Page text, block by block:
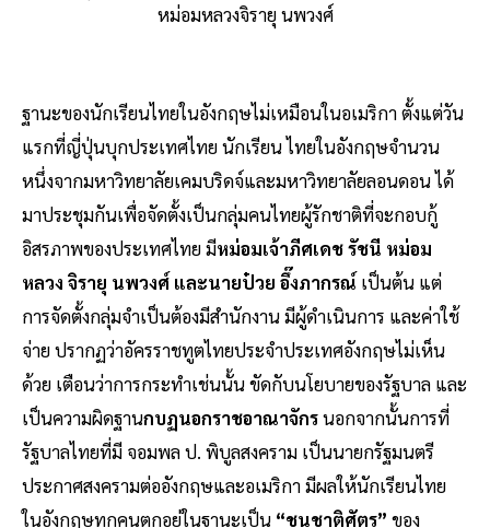
หม่อมหลวงจิรายุ นพวงศ์
ฐานะของนักเรียนไทยในอังกฤษไม่เหมือนในอเมริกา ตั้งแต่วัน
แรกที่ญี่ปุ่นบุกประเทศไทย นักเรียน ไทยในอังกฤษจํานวน
หนึ่งจากมหาวิทยาลัยเคมบริดจ์และมหาวิทยาลัยลอนดอน ได้
มาประชุมกันเพื่อจัดตั้งเป็นกลุ่มคนไทยผู้รักชาติที่จะกอบกู้
อิสรภาพของประเทศไทย มีหม่อมเจ้าภีศเดช รัชนี หม่อม
หลวง จิรายุ นพวงศ์ และนายป๋วย อึ๊งภากรณ์ เป็นต้น แต่
การจัดตั้งกลุ่มจําเป็นต้องมีสํานักงาน มีผู้ดําเนินการ และค่าใช้
จ่าย ปรากฏว่าอัครราชทูตไทยประจําประเทศอังกฤษไม่เห็น
ด้วย เตือนว่าการกระทําเช่นนั้น ขัดกับนโยบายของรัฐบาล และ
เป็นความผิดฐานกบฏนอกราชอาณาจักรนอกจากนั้นการที่
รัฐบาลไทยที่มี จอมพล ป. พิบูลสงคราม เป็นนายกรัฐมนตรี
ประกาศสงครามต่ออังกฤษและอเมริกา มีผลให้นักเรียนไทย
ในอังกฤษทุกคนตกอยู่ในฐานะเป็น “ชนชาติศัตรู” ของ